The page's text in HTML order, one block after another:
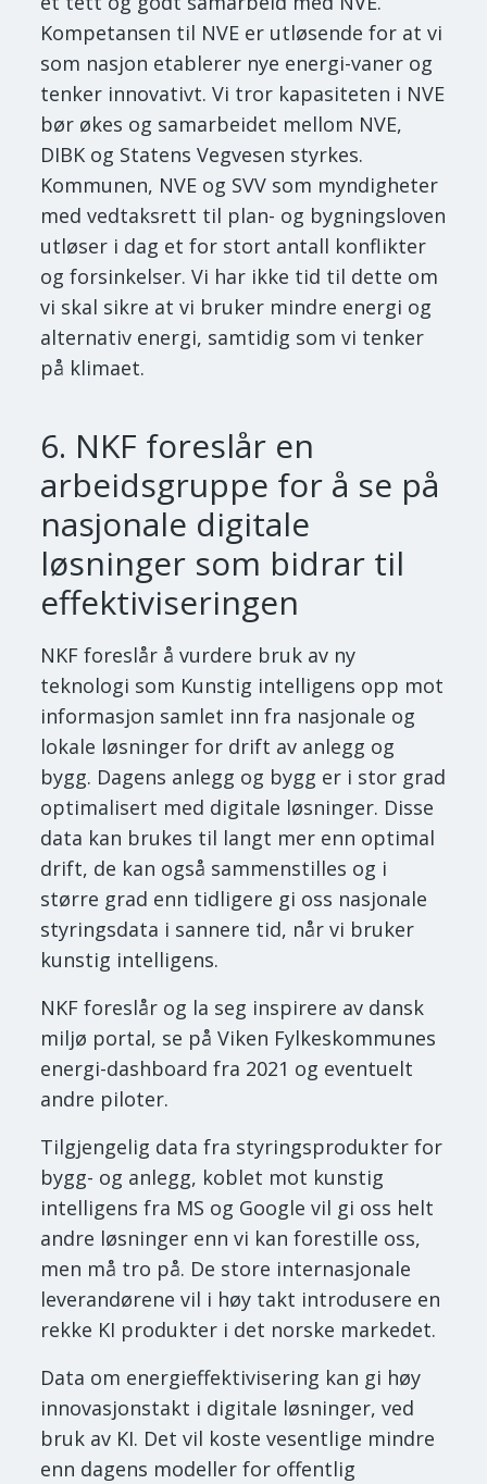
Kompetansen til NVE er utløsende for at vi
som nasjon etablerer nye energi-vaner og
tenker innovativt. Vi tror kapasiteten i NVE
bør økes og samarbeidet mellom NVE,
DIBK og Statens Vegvesen styrkes.
Kommunen, NVE og SVV som myndigheter
med vedtaksrett til plan- og bygningsloven
utløser i dag et for stort antall konflikter
og forsinkelser. Vi har ikke tid til dette om
vi skal sikre at vi bruker mindre energi og
alternativ energi, samtidig som vi tenker
på klimaet.
6. NKF foreslår en
arbeidsgruppe for å se på
nasjonale digitale
løsninger som bidrar til
effektiviseringen
NKF foreslår å vurdere bruk av ny
teknologi som Kunstig intelligens opp mot
informasjon samlet inn fra nasjonale og
lokale løsninger for drift av anlegg og
bygg. Dagens anlegg og bygg er i stor grad
optimalisert med digitale løsninger. Disse
data kan brukes til langt mer enn optimal
drift, de kan også sammenstilles og i
større grad enn tidligere gi oss nasjonale
styringsdata i sannere tid, når vi bruker
kunstig intelligens.
NKF foreslår og la seg inspirere av dansk
miljø portal, se på Viken Fylkeskommunes
energi-dashboard fra 2021 og eventuelt
andre piloter.
Tilgjengelig data fra styringsprodukter for
bygg- og anlegg, koblet mot kunstig
intelligens fra MS og Google vil gi oss helt
andre løsninger enn vi kan forestille oss,
men må tro på. De store internasjonale
leverandørene vil i høy takt introdusere en
rekke KI produkter i det norske markedet.
Data om energieffektivisering kan gi høy
innovasjonstakt i digitale løsninger, ved
bruk av KI. Det vil koste vesentlige mindre
enn dagens modeller for offentlig